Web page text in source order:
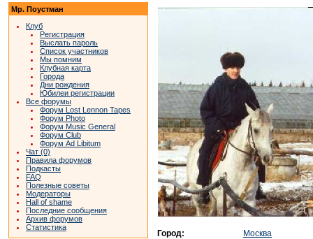
Мр. Поустман
Клуб
Регистрация
Выслать пароль
Список участников
Мы помним
Клубная карта
Города
Дни рождения
Юбилеи регистрации
Все форумы
Форум Lost Lennon Tapes
Форум Photo
Форум Music General
Форум Club
Форум Ad Libitum
Чат (0)
Правила форумов
Подкасты
FAQ
Полезные советы
Модераторы
Hall of shame
Последние сообщения
Архив форумов
Статистика
Город:
Москва